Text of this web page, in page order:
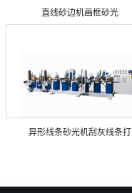
直线砂边机画框砂光
异形线条砂光机刮灰线条打